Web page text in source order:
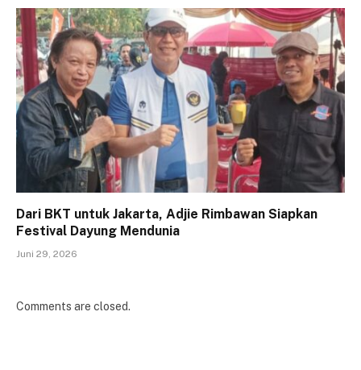
Dari BKT untuk Jakarta, Adjie Rimbawan Siapkan
Festival Dayung Mendunia
Juni 29, 2026
Comments are closed.